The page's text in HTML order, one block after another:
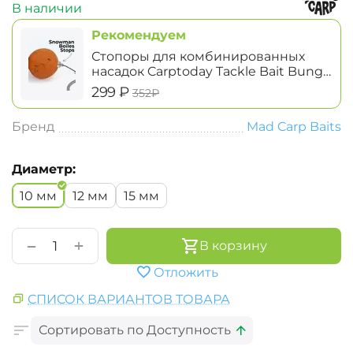
В наличии
Рекомендуем
Стопоры для комбинированных
насадок Carptoday Tackle Bait Bung
Snowman Boiles Stops
‍299‍ ₽ ‍352‍₽
Бренд Mad Carp Baits
Диаметр:
10 мм
12 мм 15 мм
+
−
В корзину
Отложить
СПИСОК ВАРИАНТОВ ТОВАРА
Сортировать по Доступность